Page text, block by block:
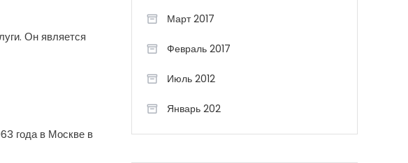
Он является
года в Москве в
Март 2017
Февраль 2017
Июль 2012
Январь 202